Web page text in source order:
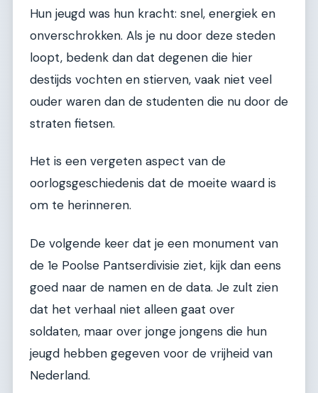
Hun jeugd was hun kracht: snel, energiek en
onverschrokken. Als je nu door deze steden
loopt, bedenk dan dat degenen die hier
destijds vochten en stierven, vaak niet veel
ouder waren dan de studenten die nu door de
straten fietsen.
Het is een vergeten aspect van de
oorlogsgeschiedenis dat de moeite waard is
om te herinneren.
De volgende keer dat je een monument van
de 1e Poolse Pantserdivisie ziet, kijk dan eens
goed naar de namen en de data. Je zult zien
dat het verhaal niet alleen gaat over
soldaten, maar over jonge jongens die hun
jeugd hebben gegeven voor de vrijheid van
Nederland.